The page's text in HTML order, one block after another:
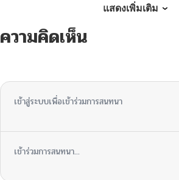
ตอนที่ 8
ตอนที่ 6
แสดงเพิ่มเติม
ความคิดเห็น
เข้าสู่ระบบเพื่อเข้าร่วมการสนทนา
เข้าร่วมการสนทนา...